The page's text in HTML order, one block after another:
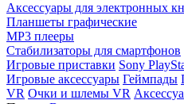
Аксессуары для электронных
Планшеты графические
MP3 плееры
Стабилизаторы для смартфонов
Игровые приставки Sony
Игровые аксессуары Геймпады
VR Очки и шлемы VR